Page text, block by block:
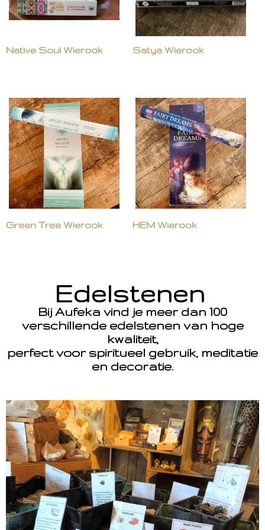
Native Soul Wierook Satya Wierook
Green Tree Wierook HEM Wierook
Edelstenen
Bij Aufeka vind je meer dan 100
verschillende edelstenen van hoge
kwaliteit,
perfect voor spiritueel gebruik, meditatie
en decoratie.